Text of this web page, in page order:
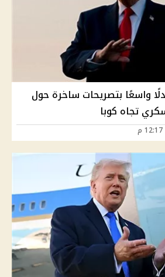
واسعًا بتصريحات ساخرة حول
تجاه كوبا